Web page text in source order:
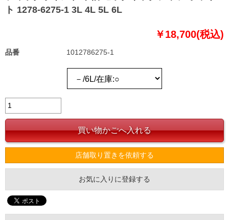
ト 1278-6275-1 3L 4L 5L 6L
￥18,700(税込)
品番 1012786275-1
店舗取り置きを依頼する
お気に入りに登録する